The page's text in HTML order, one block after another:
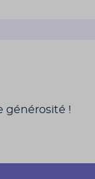
générosité !